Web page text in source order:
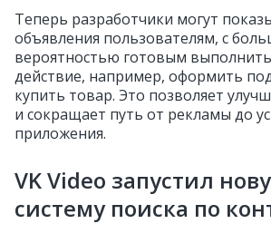
Теперь разработчики могут
объявления пользователям, с
вероятностью готовым
действие, например, оформить
купить товар. Это позволяет
и сокращает путь от рекламы до
приложения.
VK Video запустил
систему поиска по